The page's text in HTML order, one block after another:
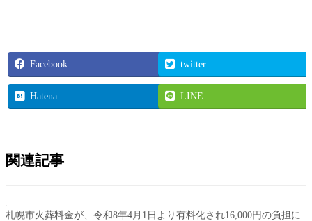
Facebook twitter
Hatena LINE
関連記事
札幌市火葬料金が、令和8年4月1日より有料化され16,000円の負担に